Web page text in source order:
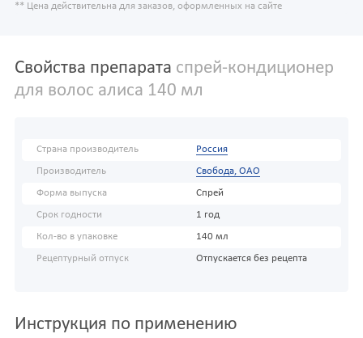
** Цена действительна для заказов, оформленных на сайте
Свойства препарата спрей-кондиционер
для волос алиса 140 мл
Страна производитель Россия
Производитель Свобода, ОАО
Форма выпуска Спрей
Срок годности 1 год
Кол-во в упаковке 140 мл
Рецептурный отпуск Отпускается без рецепта
Инструкция по применению